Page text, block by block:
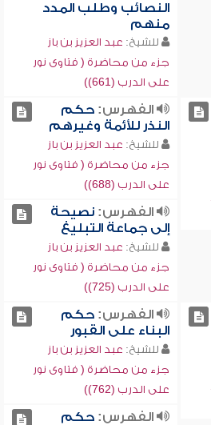
النصائب وطلب المدد
منهم
للشيخ: عبد العزيز بن باز
جزء من محاضرة ( فتاوى نور
على الدرب (661))
الفهرس:حكم
النذر للأئمة وغيرهم
للشيخ: عبد العزيز بن باز
جزء من محاضرة ( فتاوى نور
على الدرب (688))
الفهرس:نصيحة
إلى جماعة التبليغ
للشيخ: عبد العزيز بن باز
جزء من محاضرة ( فتاوى نور
على الدرب (725))
الفهرس:حكم
البناء على القبور
للشيخ: عبد العزيز بن باز
جزء من محاضرة ( فتاوى نور
على الدرب (762))
الفهرس:حكم